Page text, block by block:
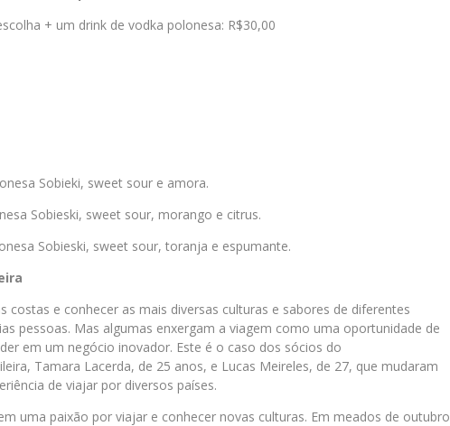
+ um drink de vodka polonesa: R$30,00
Sobieki, sweet sour e amora.
Sobieski, sweet sour, morango e citrus.
Sobieski, sweet sour, toranja e espumante.
costas e conhecer as mais diversas culturas e sabores de diferentes
pessoas. Mas algumas enxergam a viagem como uma oportunidade de
em um negócio inovador. Este é o caso dos sócios do
Tamara Lacerda, de 25 anos, e Lucas Meireles, de 27, que mudaram
de viajar por diversos países.
uma paixão por viajar e conhecer novas culturas. Em meados de outubro